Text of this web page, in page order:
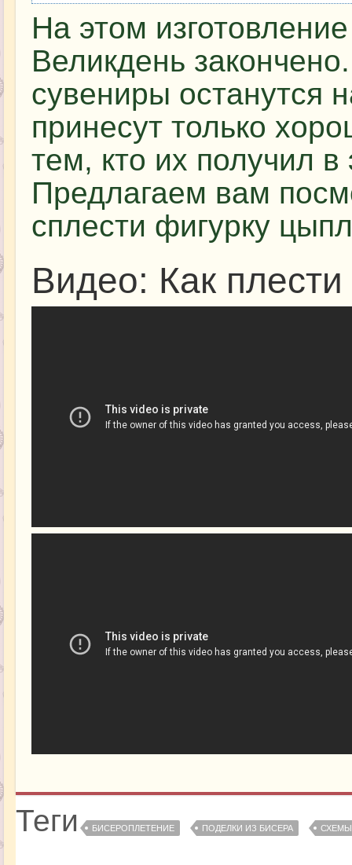
На этом
Великдень
сувениры останутся
принесут только
тем, кто их получил в
Предлагаем вам
сплести фигурку
Видео: Как
Теги БИСЕРОПЛЕТЕНИЕ ПОДЕЛКИ ИЗ БИСЕРА